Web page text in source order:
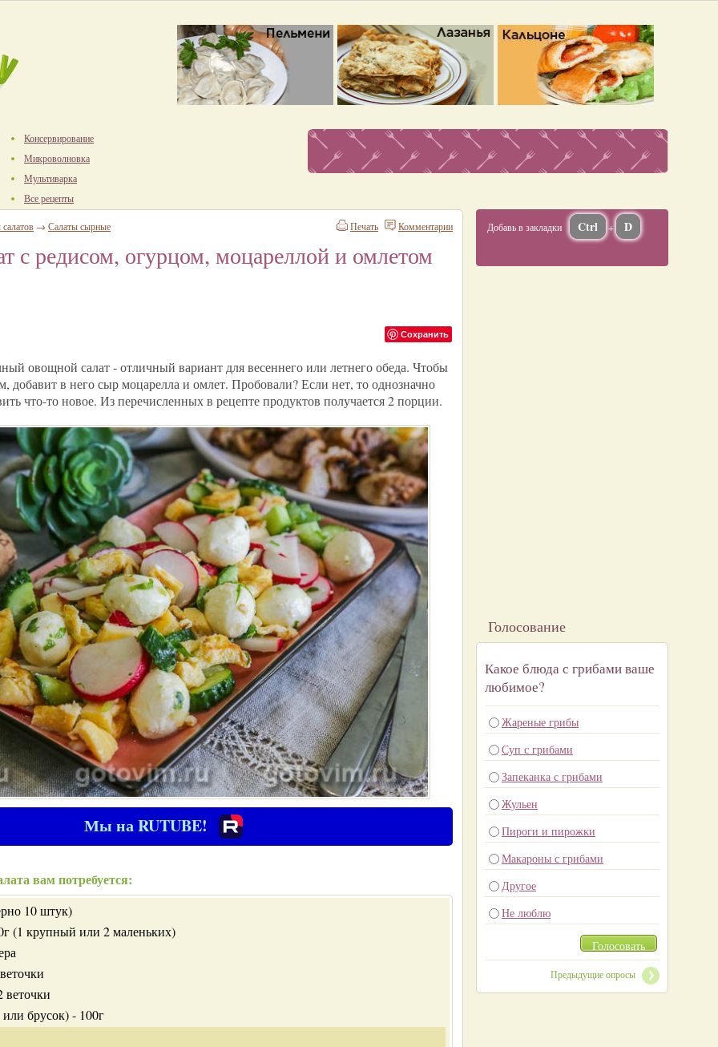
Консервирование
Микроволновка
Мультиварка
Все рецепты
Комментарии
Печать
→ Салаты сырные
с редисом, огурцом, моцареллой и омлетом
Сохранить
овощной салат - отличный вариант для весеннего или летнего обеда. Чтобы
добавит в него сыр моцарелла и омлет. Пробовали? Если нет, то однозначно
что-то новое. Из перечисленных в рецепте продуктов получается 2 порции.
Мы на RUTUBE!
вам потребуется:
10 штук)
(1 крупный или 2 маленьких)
веточки
брусок) - 100г
Добавь в закладки Ctrl + D
Голосование
Какое блюда с грибами ваше
любимое?
Жареные грибы
Суп с грибами
Запеканка с грибами
Жульен
Пироги и пирожки
Макароны с грибами
Другое
Не люблю
Голосовать
Предыдущие опросы